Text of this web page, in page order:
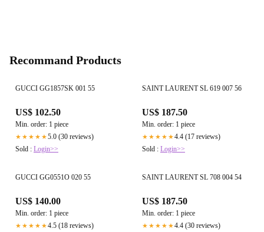
Recommand Products
GUCCI GG1857SK 001 55
US$ 102.50
Min. order: 1 piece
★★★★★5.0 (30 reviews)
Sold : Login>>
SAINT LAURENT SL 619 007 56
US$ 187.50
Min. order: 1 piece
★★★★★4.4 (17 reviews)
Sold : Login>>
GUCCI GG0551O 020 55
US$ 140.00
Min. order: 1 piece
★★★★★4.5 (18 reviews)
SAINT LAURENT SL 708 004 54
US$ 187.50
Min. order: 1 piece
★★★★★4.4 (30 reviews)